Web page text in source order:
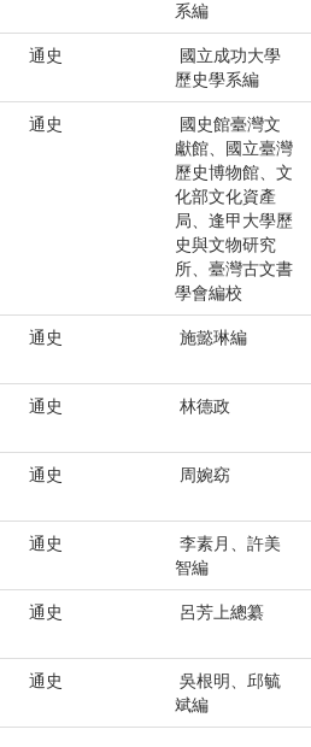
系編
通史
國立成功大學
歷史學系編
通史
國史館臺灣文
獻館、國立臺灣
歷史博物館、文
化部文化資產
局、逢甲大學歷
史與文物研究
所、臺灣古文書
學會編校
通史 施懿琳編
通史 林德政
通史 周婉窈
通史
李素月、許美
智編
通史 呂芳上總纂
通史
吳根明、邱毓
斌編